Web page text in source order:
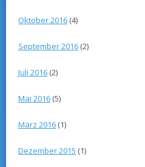
Oktober 2016 (4)
September 2016 (2)
Juli 2016 (2)
Mai 2016 (5)
März 2016 (1)
Dezember 2015 (1)